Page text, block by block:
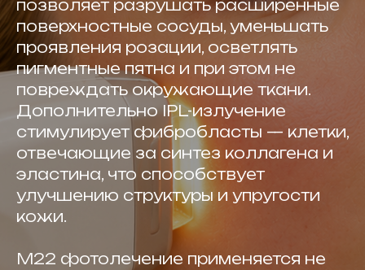
позволяет разрушать расширенные
поверхностные сосуды, уменьшать
проявления розации, осветлять
пигментные пятна и при этом не
повреждать окружающие ткани.
Дополнительно IPL-излучение
стимулирует фибробласты — клетки,
отвечающие за синтез коллагена и
эластина, что способствует
улучшению структуры и упругости
кожи.
М22 фотолечение применяется не